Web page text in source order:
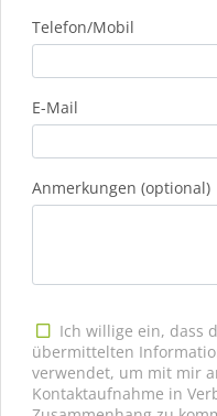
Telefon/Mobil
E-Mail
Anmerkungen (optional)
Ich willige ein, dass
übermittelten
verwendet, um mit mir
Kontaktaufnahme in